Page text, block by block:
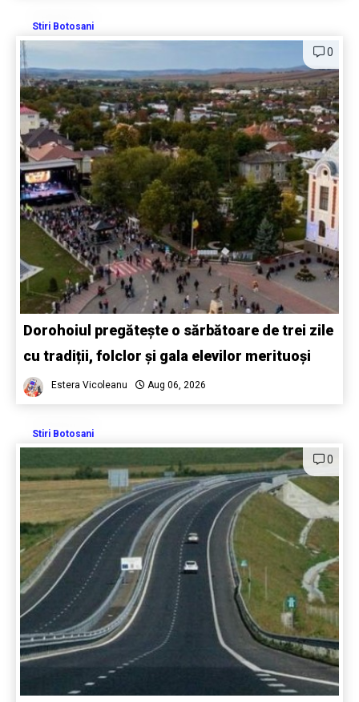
Stiri Botosani
0
Dorohoiul pregătește o sărbătoare de trei zile
cu tradiții, folclor și gala elevilor merituoși
Estera Vicoleanu Aug 06, 2026
Stiri Botosani
0